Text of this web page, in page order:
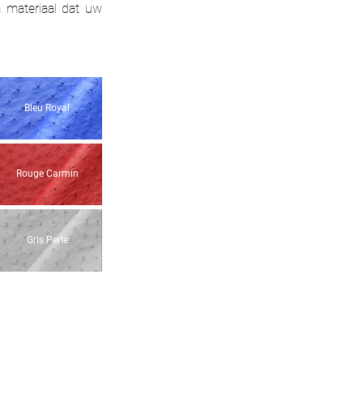
materiaal dat uw
Bleu Royal
Rouge Carmin
Gris Perle